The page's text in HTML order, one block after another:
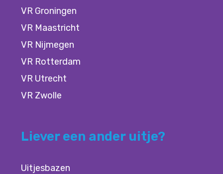
VR Groningen
VR Maastricht
VR Nijmegen
VR Rotterdam
VR Utrecht
VR Zwolle
Liever een ander uitje?
Uitjesbazen